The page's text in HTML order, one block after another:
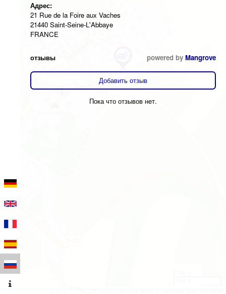
Адрес:
21 Rue de la Foire aux Vaches
21440 Saint-Seine-L'Abbaye
FRANCE
отзывы powered by Mangrove
Добавить отзыв
Пока что отзывов нет.